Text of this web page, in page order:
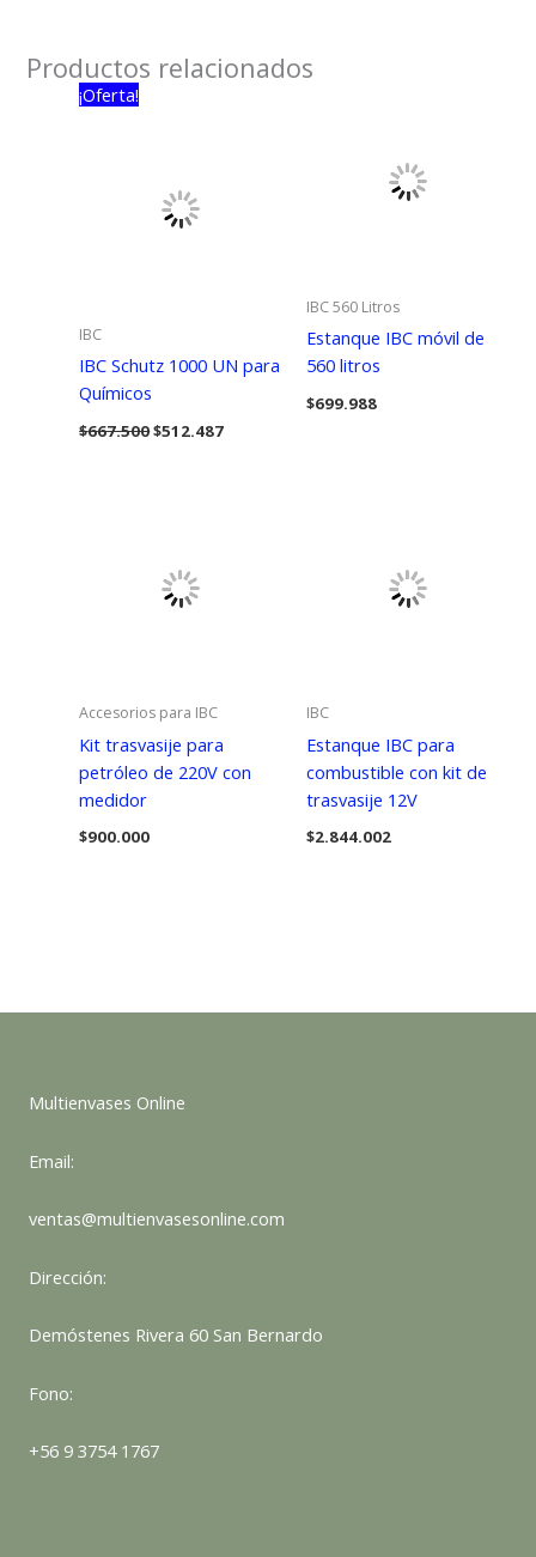
Productos relacionados
¡Oferta!
IBC
IBC Schutz 1000 UN para
Químicos
$667.500El
$512.487El
IBC 560 Litros
Estanque IBC móvil de
560 litros
$699.988
Accesorios para IBC
Kit trasvasije para
petróleo de 220V con
medidor
$900.000
IBC
Estanque IBC para
combustible con kit de
trasvasije 12V
$2.844.002
Multienvases Online
Email:
ventas@multienvasesonline.com
Dirección:
Demóstenes Rivera 60 San Bernardo
Fono:
+56 9 3754 1767